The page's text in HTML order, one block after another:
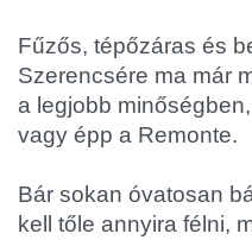
Fűzős, tépőzáras és
Szerencsére ma már
a legjobb
vagy épp a Remonte.
Bár sokan óvatosan
kell tőle annyira félni,